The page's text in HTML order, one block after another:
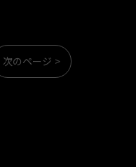
次のページ >